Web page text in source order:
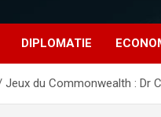
DIPLOMATIE
Jeux du Commonwealth : Dr